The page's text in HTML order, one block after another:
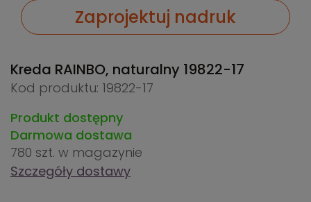
Zaprojektuj nadruk
Kreda RAINBO, naturalny 19822-17
Kod produktu: 19822-17
Produkt dostępny
Darmowa dostawa
780 szt. w magazynie
Szczegóły dostawy